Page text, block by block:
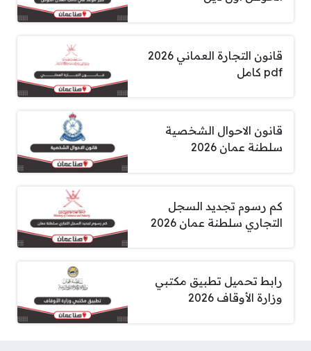
قانون التجارة العماني 2026
pdf كامل
قانون الاحوال الشخصية
سلطنة عمان 2026
كم رسوم تجديد السجل
التجاري سلطنة عمان 2026
رابط تحميل تطبيق مكتبي
وزارة الأوقاف 2026